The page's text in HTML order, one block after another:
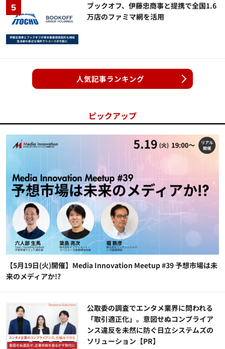
ブックオフ、伊藤忠商事と提携で全国1.6
万店のファミマ網を活用
人気記事ランキング
ピックアップ
【5月19日(火)開催】Media Innovation Meetup #39 予想市場は未
来のメディアか!?
公​​取委の調査でエンタメ業界に問われる
「取引適正化」。意図せぬコンプライア
ンス違反を未然に防ぐ日立システムズの
ソリューション​【PR】